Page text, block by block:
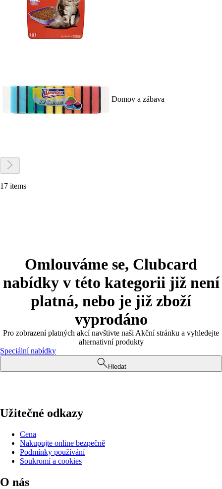
Domov a zábava
17 items
Omlouváme se, Clubcard
nabídky v této kategorii již není
platná, nebo je již zboží
vyprodáno
Pro zobrazení platných akcí navštivte naši Akční stránku a vyhledejte
alternativní produkty
Speciální nabídky
Hledat
Užitečné odkazy
Cena
Nakupujte online bezpečně
Podmínky používání
Soukromí a cookies
O nás